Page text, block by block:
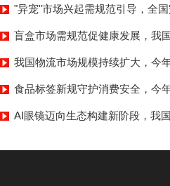
"异宠"市场兴起需规范引导，全
盲盒市场需规范促健康发展，我
我国物流市场规模持续扩大，今
食品标签新规守护消费安全，今
AI眼镜迈向生态构建新阶段，我